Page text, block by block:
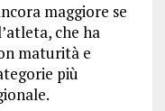
maggiore se
che ha
maturità e
più